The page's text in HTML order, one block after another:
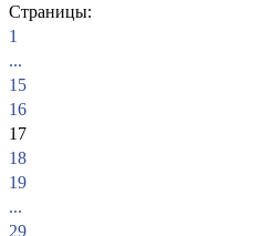
Страницы:
1
...
15
16
17
18
19
...
29